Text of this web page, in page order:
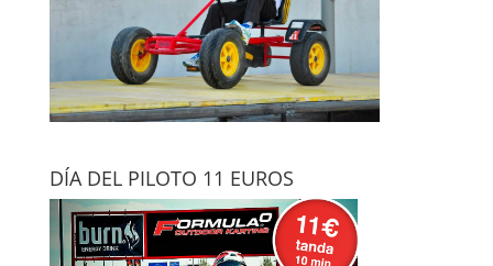
DÍA DEL PILOTO 11 EUROS